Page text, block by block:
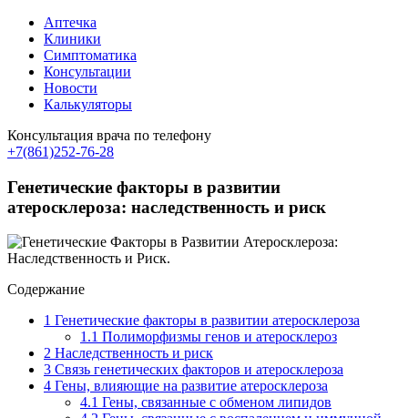
Аптечка
Клиники
Симптоматика
Консультации
Новости
Калькуляторы
Консультация врача по телефону
+7(861)252-76-28
Генетические факторы в развитии
атеросклероза: наследственность и риск
Содержание
1 Генетические факторы в развитии атеросклероза
1.1 Полиморфизмы генов и атеросклероз
2 Наследственность и риск
3 Связь генетических факторов и атеросклероза
4 Гены, влияющие на развитие атеросклероза
4.1 Гены, связанные с обменом липидов